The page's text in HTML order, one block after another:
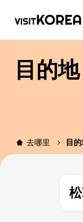
目的地
去哪里 目